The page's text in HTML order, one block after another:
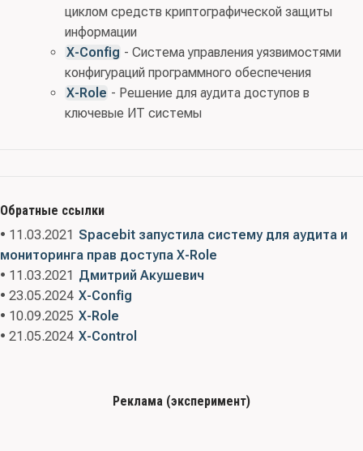
циклом средств криптографической защиты
информации
X-Config - Система управления уязвимостями
конфигураций программного обеспечения
X-Role - Решение для аудита доступов в
ключевые ИТ системы
Обратные ссылки
• 11.03.2021 Spacebit запустила систему для аудита и
мониторинга прав доступа X-Role
• 11.03.2021 Дмитрий Акушевич
• 23.05.2024 X-Config
• 10.09.2025 X-Role
• 21.05.2024 X-Сontrol
Реклама (эксперимент)